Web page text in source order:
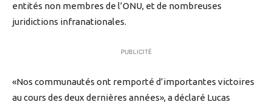
entités non membres de l’ONU, et de nombreuses
juridictions infranationales.
PUBLICITÉ
«Nos communautés ont remporté d’importantes victoires
au cours des deux dernières années», a déclaré Lucas